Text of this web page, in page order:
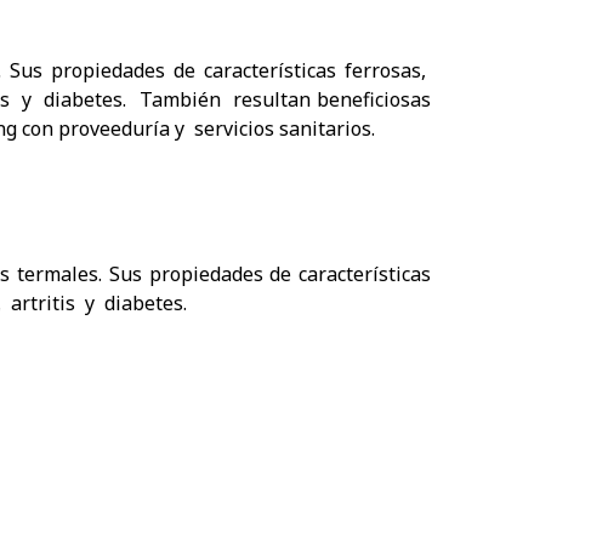
propiedades de características ferrosas,
diabetes. También resultan beneficiosas
con proveeduría y servicios sanitarios.
Sus propiedades de características
artritis y diabetes.